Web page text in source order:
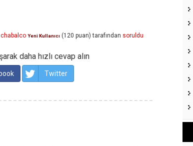
chabalco Yeni Kullanıcı (120 puan) tarafından soruldu
daha hızlı cevap alın
Twitter